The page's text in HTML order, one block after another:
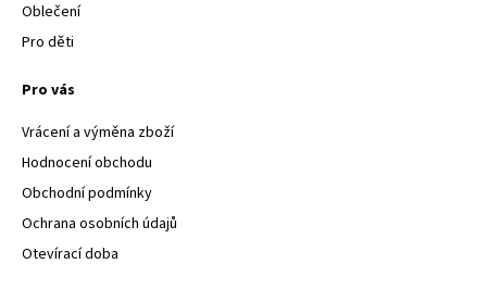
Oblečení
Pro děti
Pro vás
Vrácení a výměna zboží
Hodnocení obchodu
Obchodní podmínky
Ochrana osobních údajů
Otevírací doba